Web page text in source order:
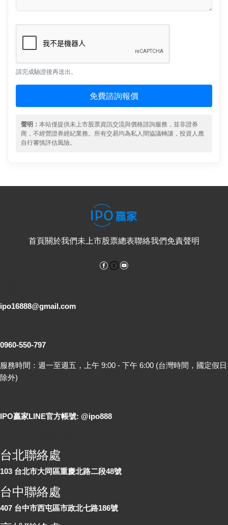
請完成驗證後再送出。
免費諮詢報價
聲明： 本站僅提供未上市股票資訊交流與價格諮詢服務，並非證券
商，不經營證券經紀業務。所有交易均為私人間協議轉讓，投資人應
自行審慎評估風險。
首頁關於我們未上市股票總表聯絡我們免責聲明
Facebook
ipo16888@gmail.com
0960-550-797
服務時間：週一至週五，上午 9:00 - 下午 6:00 (台灣時間，國定假日
除外)
IPO贏家LINE官方帳號: @ipo888
台北聯絡處
103 台北市大同區重慶北路二段48號
台中聯絡處
407 台中市西屯區市政北七路186號